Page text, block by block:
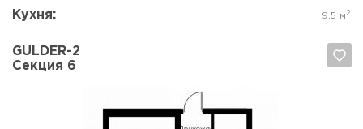
Кухня: 9.5 м 2
GULDER-2
Секция 6